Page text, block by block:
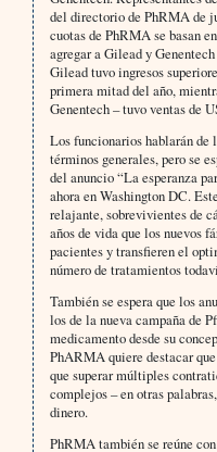
del directorio de PhRMA de
cuotas de PhRMA se basan
agregar a Gilead y
Gilead tuvo ingresos
primera mitad del año,
Genentech – tuvo ventas de
Los funcionarios hablarán
términos generales, pero se
del anuncio “La esperanza
ahora en Washington DC.
relajante, sobrevivientes de
años de vida que los nuevos
pacientes y transfieren el
número de tratamientos
También se espera que los
los de la nueva campaña de
medicamento desde su
PhARMA quiere destacar
que superar múltiples
complejos – en otras
dinero.
PhRMA también se reúne